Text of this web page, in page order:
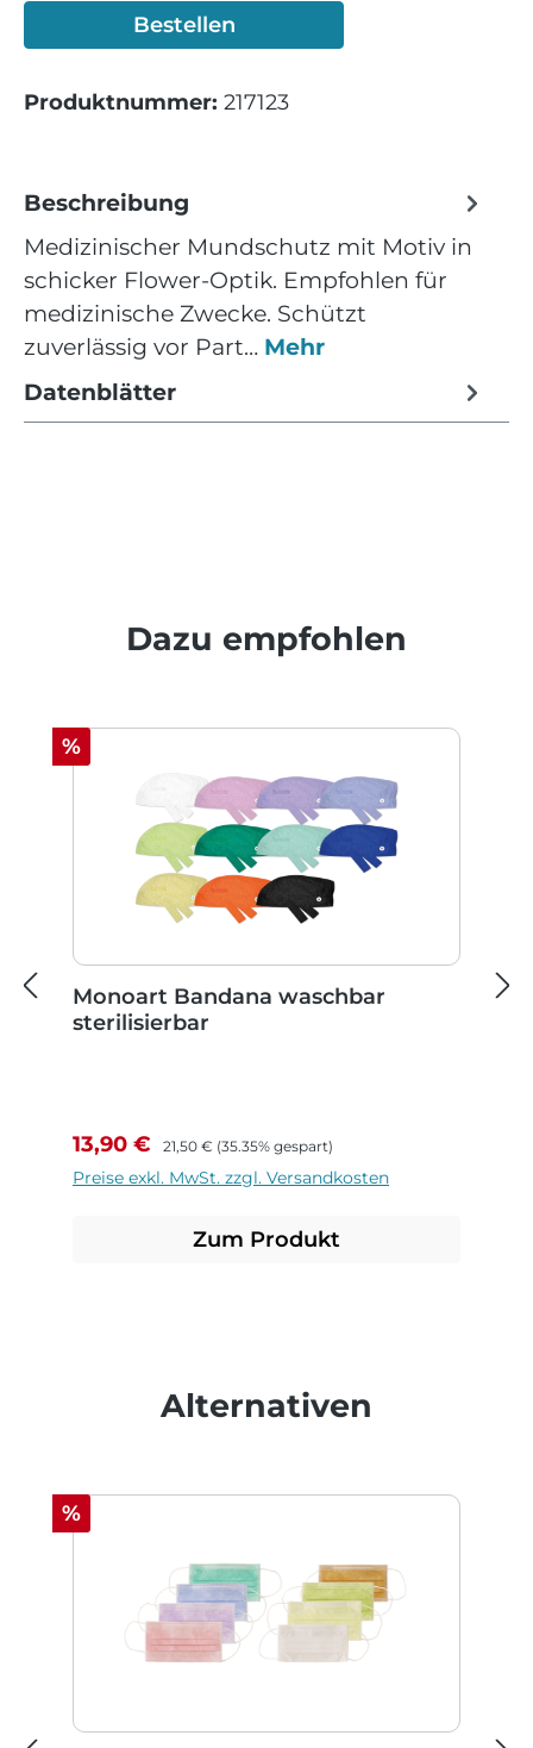
Bestellen
Produktnummer: 217123
Beschreibung
Medizinischer Mundschutz mit Motiv in
schicker Flower-Optik. Empfohlen für
medizinische Zwecke. Schützt
zuverlässig vor Part… Mehr
Datenblätter
Produktgalerie überspringen
Dazu empfohlen
Rabatt
%
Monoart Bandana waschbar
sterilisierbar
Verkaufspreis:
13,90 € Regulärer Preis:
21,50 € (35.35% gespart)
Preise exkl. MwSt. zzgl. Versandkosten
Zum Produkt
Produktgalerie überspringen
Alternativen
Rabatt
%